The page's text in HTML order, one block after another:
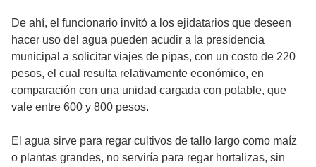
De ahí, el funcionario invitó a los ejidatarios que deseen
hacer uso del agua pueden acudir a la presidencia
municipal a solicitar viajes de pipas, con un costo de 220
pesos, el cual resulta relativamente económico, en
comparación con una unidad cargada con potable, que
vale entre 600 y 800 pesos.
El agua sirve para regar cultivos de tallo largo como maíz
o plantas grandes, no serviría para regar hortalizas, sin